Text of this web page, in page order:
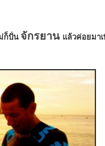
ก็ปั่น จักรยาน แล้วค่อยมา